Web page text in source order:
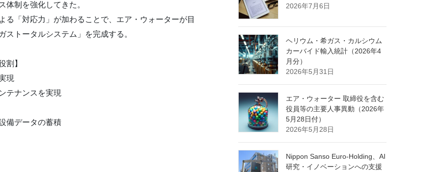
体制を強化してきた。
「対応力」が加わることで、エア・ウォーターが目
トータルシステム」を完成する。
割】
現
テナンスを実現
備データの蓄積
2026年7月6日
ヘリウム・希ガス・カルシウム
カーバイド輸入統計（2026年4
月分）
2026年5月31日
エア・ウォーター 取締役を含む
役員等の主要人事異動（2026年
5月28日付）
2026年5月28日
Nippon Sanso Euro-Holding、AI
研究・イノベーションへの支援